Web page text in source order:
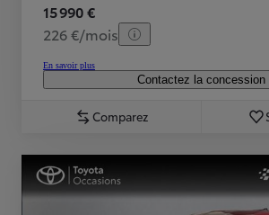
15 990 €
226 €/mois
En savoir plus
Contactez la concession
Comparez